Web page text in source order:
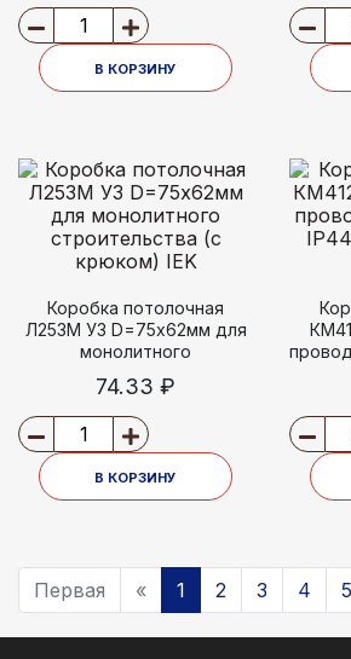
В КОРЗИНУ
Коробка потолочная
Л253М У3 D=75х62мм для
монолитного
IEK
74.33 ₽
В КОРЗИНУ
Первая « 1 2 3 4 5